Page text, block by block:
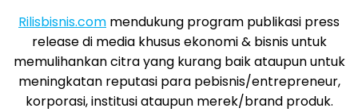
Rilisbisnis.com mendukung program publikasi press
release di media khusus ekonomi & bisnis untuk
memulihankan citra yang kurang baik ataupun untuk
meningkatan reputasi para pebisnis/entrepreneur,
korporasi, institusi ataupun merek/brand produk.